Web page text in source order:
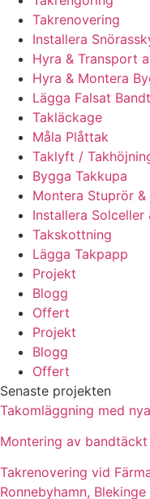
Takrenovering
Installera
Hyra & Transport
Hyra & Montera
Lägga Falsat
Takläckage
Måla Plåttak
Taklyft /
Bygga Takkupa
Montera Stuprör
Installera Solceller
Takskottning
Lägga Takpapp
Projekt
Blogg
Offert
Projekt
Blogg
Offert
Senaste projekten
Takomläggning med
Montering av
Takrenovering vid
Ronnebyhamn, Blekinge